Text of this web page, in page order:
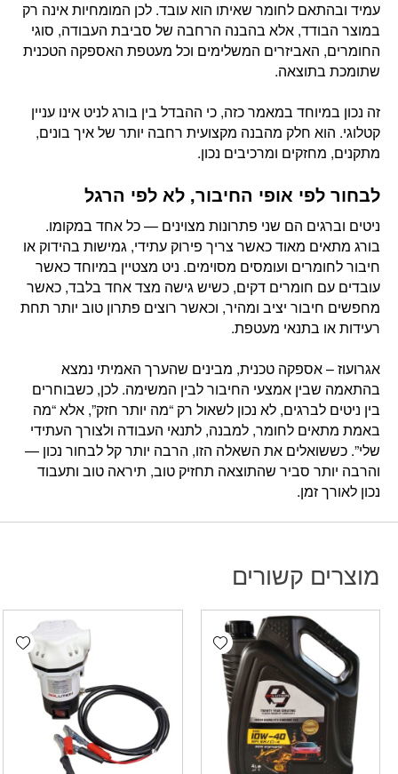
עמיד ובהתאם לחומר שאיתו הוא עובד. לכן המומחיות אינה רק
במוצר הבודד, אלא בהבנה הרחבה של סביבת העבודה, סוגי
החומרים, האביזרים המשלימים וכל מעטפת האספקה הטכנית
שתומכת בתוצאה.
זה נכון במיוחד במאמר כזה, כי ההבדל בין בורג לניט אינו עניין
קטלוגי. הוא חלק מהבנה מקצועית רחבה יותר של איך בונים,
מתקנים, מחזקים ומרכיבים נכון.
לבחור לפי אופי החיבור, לא לפי הרגל
ניטים וברגים הם שני פתרונות מצוינים — כל אחד במקומו.
בורג מתאים מאוד כאשר צריך פירוק עתידי, גמישות בהידוק או
חיבור לחומרים ועומסים מסוימים. ניט מצטיין במיוחד כאשר
עובדים עם חומרים דקים, כשיש גישה מצד אחד בלבד, כאשר
מחפשים חיבור יציב ומהיר, וכאשר רוצים פתרון טוב יותר תחת
רעידות או בתנאי מעטפת.
אגרועוז – אספקה טכנית, מבינים שהערך האמיתי נמצא
בהתאמה שבין אמצעי החיבור לבין המשימה. לכן, כשבוחרים
בין ניטים לברגים, לא נכון לשאול רק “מה יותר חזק”, אלא “מה
באמת מתאים לחומר, למבנה, לתנאי העבודה ולצורך העתידי
שלי”. כששואלים את השאלה הזו, הרבה יותר קל לבחור נכון —
והרבה יותר סביר שהתוצאה תחזיק טוב, תיראה טוב ותעבוד
נכון לאורך זמן.
מוצרים קשורים
Add wishlist